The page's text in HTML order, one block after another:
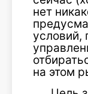
нет
условий,
на этом